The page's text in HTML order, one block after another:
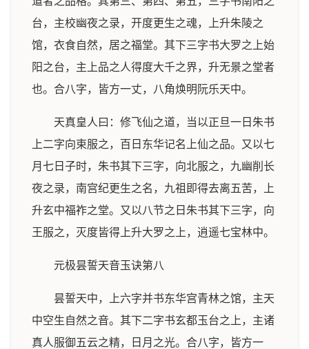
台，主校幽夜之录，开度更生之魂，上升朱陵之
馆，衣食自然，居之福堂。其下三字书大罗之上始
阳之台，主上品之人得度大千之界，升无景之堂者
也。合八字，皆方一丈，八角焕明阮乐天中。
天真皇人曰：修飞仙之道，当以正旦一日朱书
上二字向束服之，百日东华记名上仙之品。又以七
月七日子时，朱书其下三字，向北服之，九幽削长
夜之录，南宫纪更生之名，九祖即得去离五苦，上
升玄中福祚之堂。又以八节之日朱书其下三字，向
王服之，灭度皆得上升大罗之上，逍遥七宝林中。
元极昙誓天音玉诀第八
昙誓天中，上六字并书东华宫青林之馆，主天
中空生自然之音。其下二字书玄都玉台之上，主诸
真人服御五云之精，日月之光。合八字，皆方一